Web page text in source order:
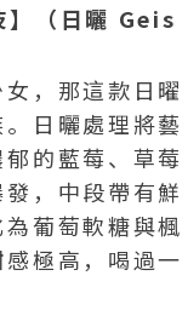
】（日曬 Geis
，那這款日曜
日曬處理將藝
的藍莓、草莓
，中段帶有鮮
葡萄軟糖與楓
極高，喝過一